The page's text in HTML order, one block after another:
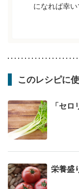
になれば幸い
このレシピに
「セ
栄養盛